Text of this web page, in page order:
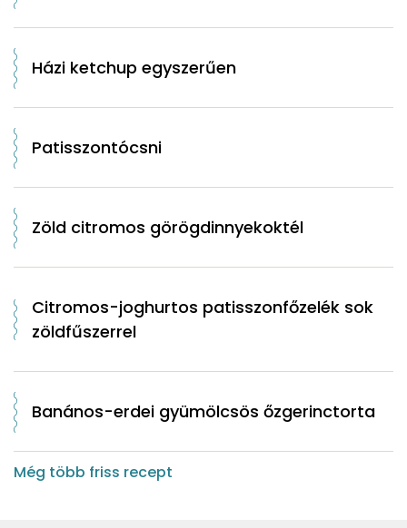
Házi ketchup egyszerűen
Patisszontócsni
Zöld citromos görögdinnyekoktél
Citromos-joghurtos patisszonfőzelék sok
zöldfűszerrel
Banános-erdei gyümölcsös őzgerinctorta
Még több friss recept